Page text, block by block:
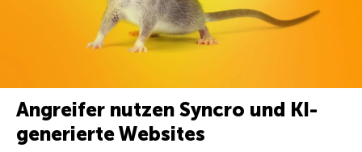
Angreifer nutzen Syncro und KI-
generierte Websites